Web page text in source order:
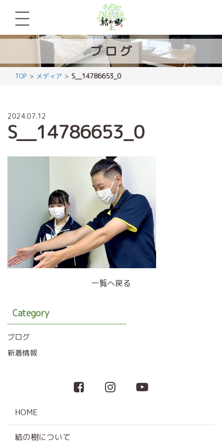
ブロ グ
TOP メディア S__14786653_0
2024.07.12
S__14786653_0
一覧へ戻る
Category
ブログ
新着情報
HOME
結の樹について